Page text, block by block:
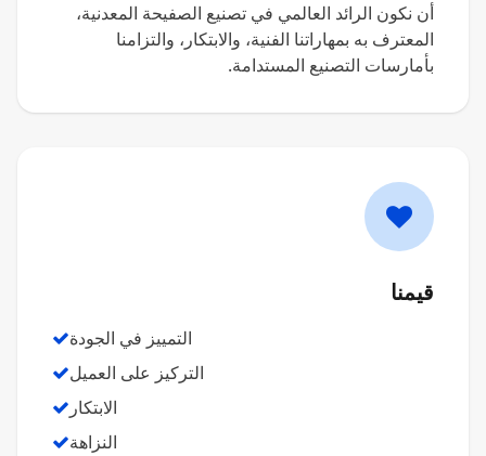
أن نكون الرائد العالمي في تصنيع الصفيحة المعدنية،
المعترف به بمهاراتنا الفنية، والابتكار، والتزامنا
بأمارسات التصنيع المستدامة.
قيمنا
التمييز في الجودة
التركيز على العميل
الابتكار
النزاهة